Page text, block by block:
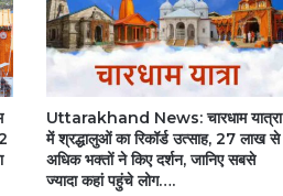
Uttarakhand News: चारधाम यात्रा
में श्रद्धालुओं का रिकॉर्ड उत्साह, 27 लाख से
अधिक भक्तों ने किए दर्शन, जानिए सबसे
ज्यादा कहां पहुंचे लोग….